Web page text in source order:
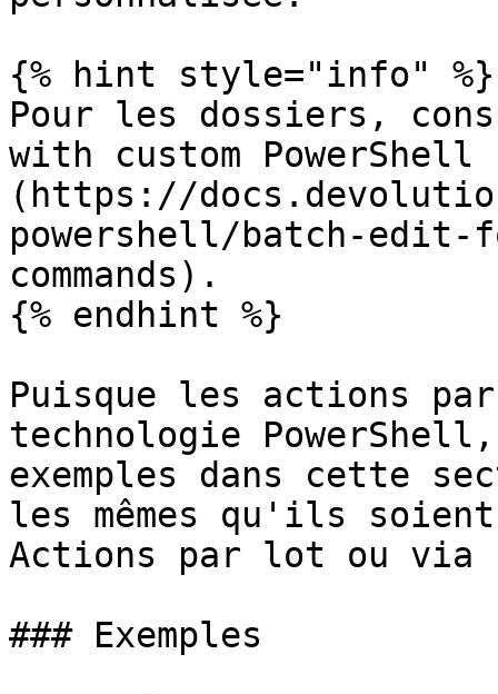
{% hint style="info" %}
Pour les dossiers,
with custom PowerShell
(https://
powershell/batch-edit-
commands).
{% endhint %}
Puisque les actions
technologie
exemples dans cette
les mêmes qu'ils
Actions par lot ou via
### Exemples